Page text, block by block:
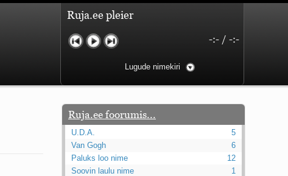
Ruja.ee pleier
-:- / -:-
Lugude nimekiri
Ruja.ee foorumis...
U.D.A.
5
Van Gogh
6
Paluks loo nime
12
Soovin laulu nime
1